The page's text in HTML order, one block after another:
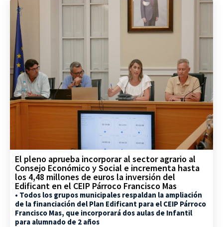
El pleno aprueba incorporar al sector agrario al
Consejo Económico y Social e incrementa hasta
los 4,48 millones de euros la inversión del
Edificant en el CEIP Párroco Francisco Mas
• Todos los grupos municipales respaldan la ampliación
de la financiación del Plan Edificant para el CEIP Párroco
Francisco Mas, que incorporará dos aulas de Infantil
para alumnado de 2 años